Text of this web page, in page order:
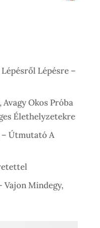
Lépésre –
Okos Próba
Élethelyzetekre
Útmutató A
Vajon Mindegy,